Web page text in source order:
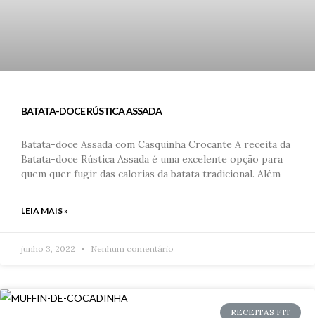
BATATA-DOCE RÚSTICA ASSADA
Batata-doce Assada com Casquinha Crocante A receita da
Batata-doce Rústica Assada é uma excelente opção para
quem quer fugir das calorias da batata tradicional. Além
LEIA MAIS »
junho 3, 2022 Nenhum comentário
RECEITAS FIT